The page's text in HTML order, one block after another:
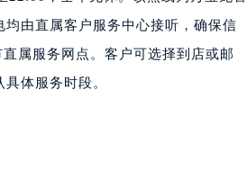
）
预约）
约）
预约）
由直属客户服务中心接听，确保信
属服务网点。客户可选择到店或邮
体服务时段。